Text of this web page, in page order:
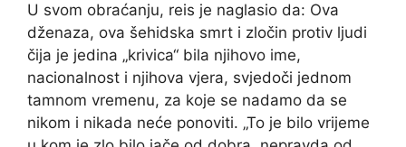
U svom obraćanju, reis je naglasio da: Ova
dženaza, ova šehidska smrt i zločin protiv ljudi
čija je jedina „krivica“ bila njihovo ime,
nacionalnost i njihova vjera, svjedoči jednom
tamnom vremenu, za koje se nadamo da se
nikom i nikada neće ponoviti. „To je bilo vrijeme